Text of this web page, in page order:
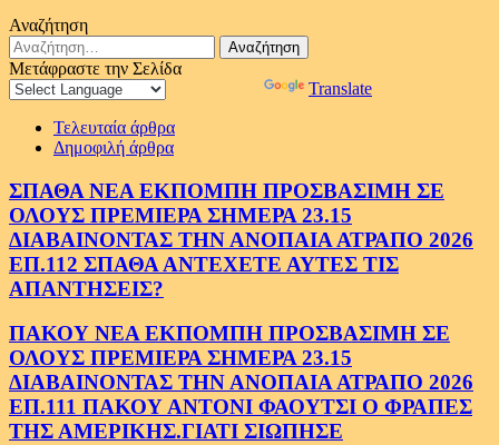
Αναζήτηση
Αναζήτηση
για:
Μετάφραστε την Σελίδα
Translate
Τελευταία άρθρα
Δημοφιλή άρθρα
ΣΠΑΘΑ ΝΕΑ ΕΚΠΟΜΠΗ ΠΡΟΣΒΑΣΙΜΗ ΣΕ
ΟΛΟΥΣ ΠΡΕΜΙΕΡΑ ΣΗΜΕΡΑ 23.15
ΔΙΑΒΑΙΝΟΝΤΑΣ ΤΗΝ ΑΝΟΠΑΙΑ ΑΤΡΑΠΟ 2026
ΕΠ.112 ΣΠΑΘΑ ΑΝΤΕΧΕΤΕ ΑΥΤΕΣ ΤΙΣ
ΑΠΑΝΤΗΣΕΙΣ?
ΠΑΚΟΥ ΝΕΑ ΕΚΠΟΜΠΗ ΠΡΟΣΒΑΣΙΜΗ ΣΕ
ΟΛΟΥΣ ΠΡΕΜΙΕΡΑ ΣΗΜΕΡΑ 23.15
ΔΙΑΒΑΙΝΟΝΤΑΣ ΤΗΝ ΑΝΟΠΑΙΑ ΑΤΡΑΠΟ 2026
ΕΠ.111 ΠΑΚΟΥ ΑΝΤΟΝΙ ΦΑΟΥΤΣΙ Ο ΦΡΑΠΕΣ
ΤΗΣ ΑΜΕΡΙΚΗΣ.ΓΙΑΤΙ ΣΙΩΠΗΣΕ